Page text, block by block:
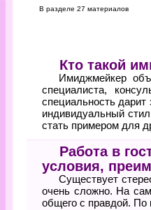
В разделе 27 материалов
Кто такой
Имиджмейкер
специалиста,
специальность дарит
индивидуальный
стать примером для
Работа в
условия,
Существует
очень сложно. На
общего с правдой. По